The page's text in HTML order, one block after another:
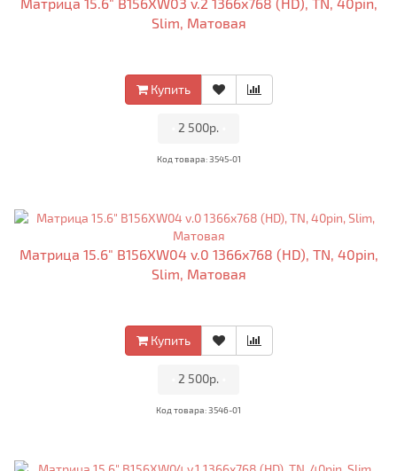
Slim, Матовая
Купить
2 500р.
Код товара: 3545-01
Матрица 15.6" B156XW04 v.0 1366x768 (HD), TN, 40pin,
Slim, Матовая
Купить
2 500р.
Код товара: 3546-01